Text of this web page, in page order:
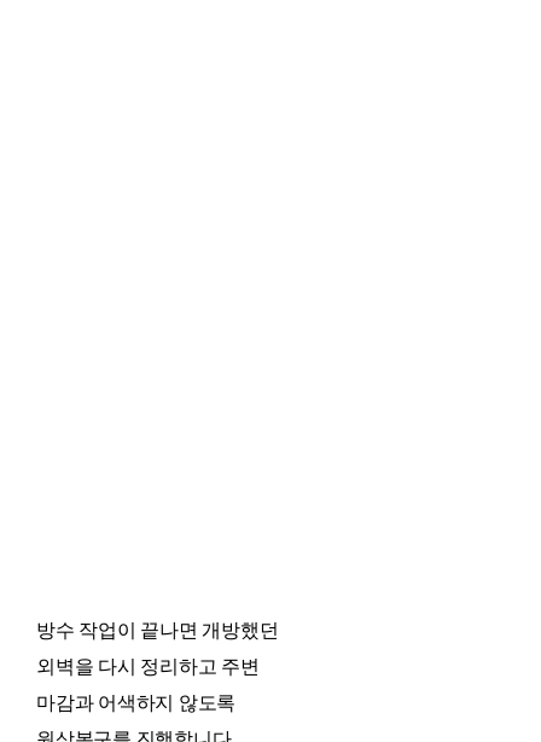
방수 작업이 끝나면 개방했던
외벽을 다시 정리하고 주변
마감과 어색하지 않도록